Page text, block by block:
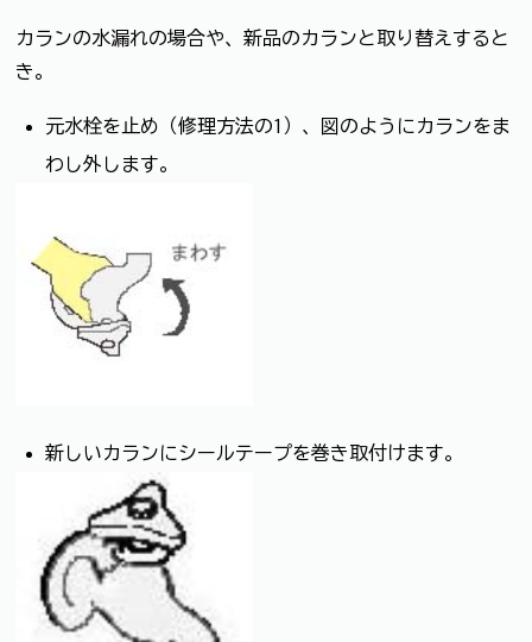
カランの水漏れの場合や、新品のカランと取り替えすると
き。
元水栓を止め（修理方法の1）、図のようにカランをま
わし外します。
新しいカランにシールテープを巻き取付けます。